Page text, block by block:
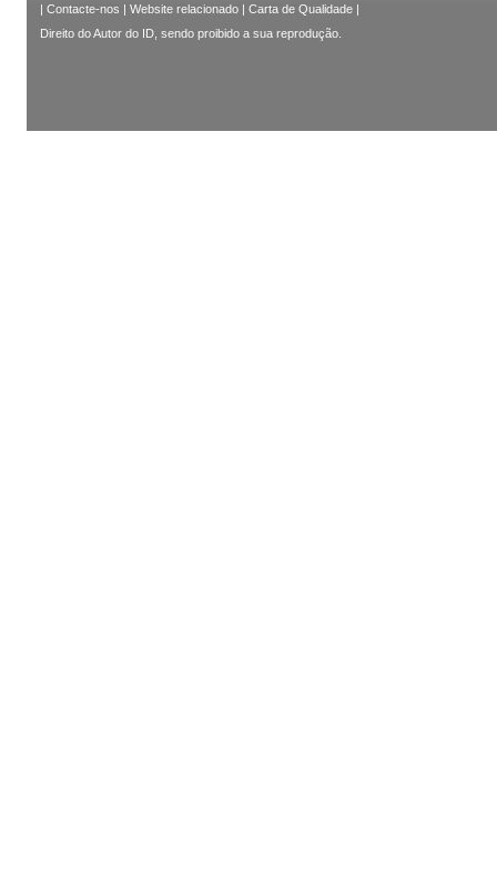
| Contacte-nos | Website relacionado | Carta de Qualidade |
Direito do Autor do ID, sendo proibido a sua reprodução.